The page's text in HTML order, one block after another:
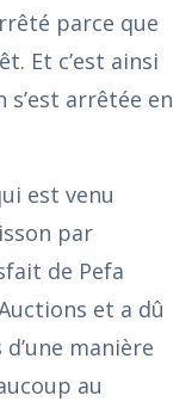
parce que
Et c’est ainsi
arrêtée en
est venu
par
de Pefa
et a dû
manière
au